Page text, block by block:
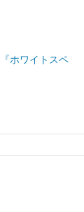
ホワイトスペ